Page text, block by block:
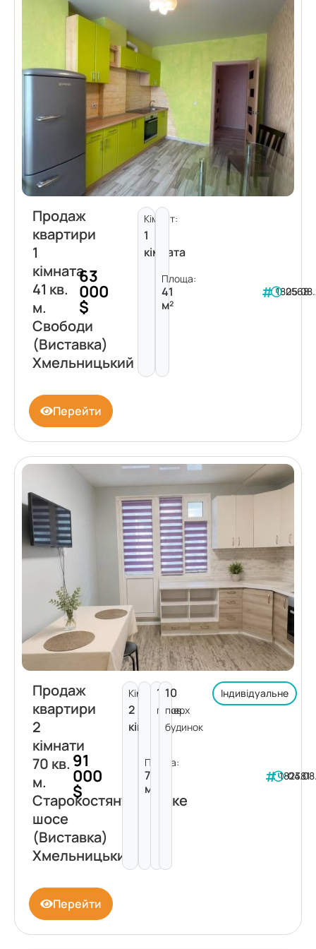
Продаж
квартири
1
кімната
41 кв.
м.
Свободи
(Виставка)
Хмельницький
63
000
$
Кімнат:
1
кімната
Площа:
41
м²
182568
Перейти
Продаж
квартири
2
кімнати
70 кв.
м.
Старокостянтинівське
шосе
(Виставка)
Хмельницький
91
000
$
Кімнат:
2
кімнати
Площа:
70
м²
1
поверх
10
пов.
будинок
Індивідуальне
182381
Перейти